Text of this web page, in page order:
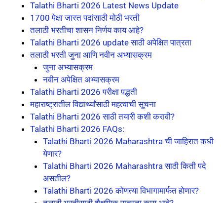
Talathi Bharti 2026 Latest News Update
1700 पेक्षा जास्त पदांसाठी मोठी भरती
तलाठी भरतीचा शासन निर्णय काय आहे?
Talathi Bharti 2026 update साठी अपेक्षित पात्रता
तलाठी भरती जुना आणि नवीन अभ्यासक्रम
जुना अभ्यासक्रम
नवीन अपेक्षित अभ्यासक्रम
Talathi Bharti 2026 परीक्षा पद्धती
महाराष्ट्रातील विद्यार्थ्यांसाठी महत्वाची सूचना
Talathi Bharti 2026 साठी तयारी कशी करावी?
Talathi Bharti 2026 FAQs:
Talathi Bharti 2026 Maharashtra ची जाहिरात कधी
येणार?
Talathi Bharti 2026 Maharashtra साठी किती पदे
असतील?
Talathi Bharti 2026 कोणत्या विभागामार्फत होणार?